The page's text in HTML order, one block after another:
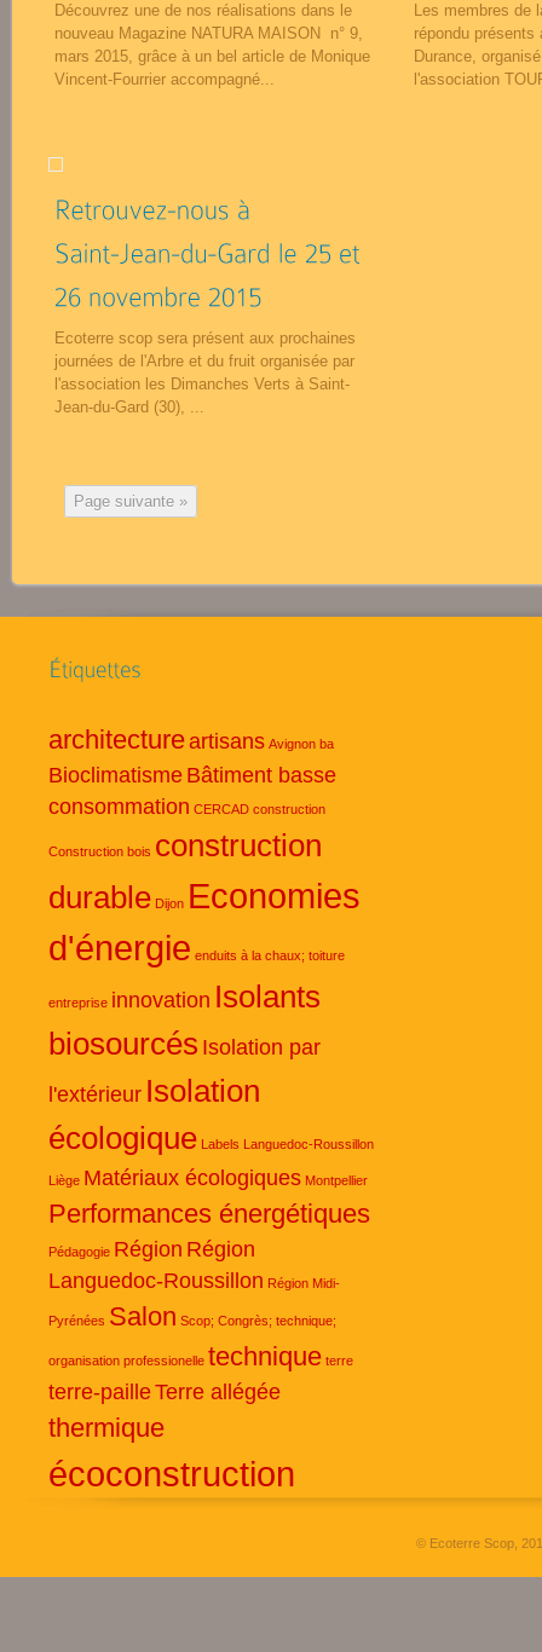
Découvrez une de nos réalisations dans le
nouveau Magazine NATURA MAISON n° 9,
mars 2015, grâce à un bel article de Monique
Vincent-Fourrier accompagné...
Les membres de
répondu
Durance,
l'association
Ecoterre scop sera présent aux prochaines
journées de l'Arbre et du fruit organisée par
l'association les Dimanches Verts à Saint-
Jean-du-Gard (30), ...
Page suivante »
architectureartisans Avignon ba
Bioclimatisme Bâtiment basse
consommation CERCAD construction
Construction bois construction
durable Dijon Economies
d'énergie enduits à la chaux; toiture
entreprise innovation Isolants
biosourcés Isolation par
l'extérieur Isolation
écologique Labels Languedoc-Roussillon
Liège Matériaux écologiques Montpellier
Performances énergétiques
Pédagogie Région Région
Languedoc-Roussillon Région Midi-
Pyrénées Salon Scop; Congrès; technique;
organisation professionelle technique terre
terre-pailleTerre allégée
thermique
écoconstruction
© Ecoterre Scop,